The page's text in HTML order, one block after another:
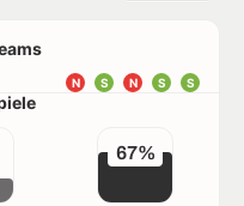
S
S
N
S
N
67%